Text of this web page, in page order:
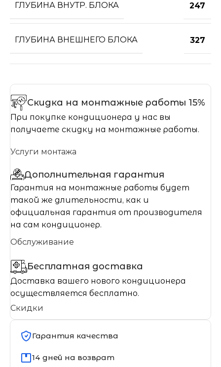
ГЛУБИНА ВНУТР. БЛОКА 247
ГЛУБИНА ВНЕШНЕГО БЛОКА 327
Скидка на монтажные работы 15%
При покупке кондиционера у нас вы
получаете скидку на монтажные работы.
Услуги монтажа
Дополнительная гарантия
Гарантия на монтажные работы будет
такой же длительности, как и
официальная гарантия от производителя
на сам кондиционер.
Обслуживание
Бесплатная доставка
Доставка вашего нового кондиционера
осуществляется бесплатно.
Скидки
Гарантия качества
14 дней на возврат